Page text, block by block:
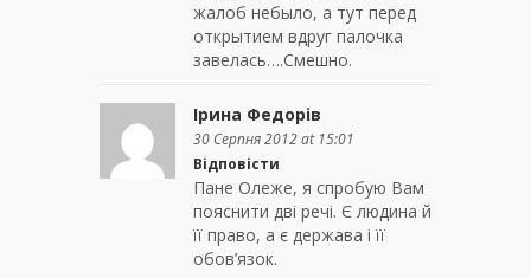
жалоб небыло, а тут перед
открытием вдруг палочка
завелась….Смешно.
Ірина Федорів
30 Серпня 2012 at 15:01
Відповісти
Пане Олеже, я спробую Вам
пояснити дві речі. Є людина й
її право, а є держава і її
обов’язок.